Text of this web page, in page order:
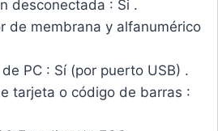
desconectada : Si .
de membrana y alfanumérico
PC : Sí (por puerto USB) .
tarjeta o código de barras :